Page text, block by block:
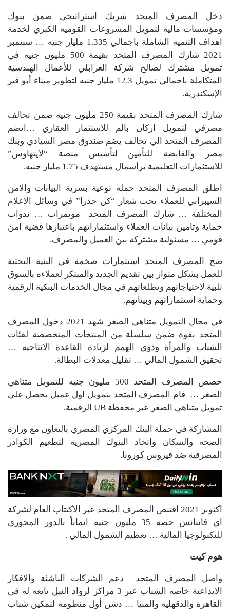
دخل المصرف المتحد شريك استراتيجي ضمن بنوك
ومؤسسات مالية لتمويل المشروعات القومية الكبري لخدمة
اهداف التنمية الشاملة باجمالي 1.335 مليار جنيه … سبتمبر
2021 شارك المصرف المتحد بقيمة 500 مليون جنيه في
تمويل مشترك لصالح شركة الغرابلي للأعمال الهندسية
المتكاملة باجمالي تمويل 12.3 مليار جنيه لتطوير ميناء أبو قير
الإسكندرية.
شارك المصرف المتحد بقيمة 250 مليون جنيه ضمن تحالف
مصرفي لتمويل اركان بالم للاستثمار العقاري …انضم
المصرف المتحد الي تحالف يضم صندوق مصر السیادي وبنك
مصر والقابضة للتأمين لتأسيس منصة “لايتهاوس”
للاستثمارات التعليمية برأسمال مستهدف 1.75 مليار جنيه.
اطلق المصرف المتحد حملة توعية بسرية البيانات والامن
السيبراني للعملاء تحت شعار “كن حذرا” في وسائل الاعلام
المختلفة … شارك المصرف المتحد موتمرات … ندوات
حماية وتامين بيانات العملاء واستثماراتهم باعتبارها قضية امن
قومي … مسئولية مشتركة بين العميل والمصرف.
ضخ المصرف المتحد استثمارات ضخمة في البنية التحتية
للعمل بشكل متواز بين تقديم الجديد والمبتكر لعملاءه بالسوق
تلبية لاحتياجاتهم وتطلعاتهم في مجال الخدمات البنكية الرقمية
وحماية استثماراتهم وبيناتهم.
في مجال التمويل متناهي الصغر شهد 2021 دخول المصرف
المتحد بقوة ضمن سلسلة من المنتجات المتخصصة لفئات
الشباب والمرأة وذوي الهمم لزيادة القاعدة الانتاجية …
تحقيق الشمول المالي … تقليل معدلات البطالة.
خصص المصرف المتحد 500 مليون جنيه للتمويل متناهي
الصغر … قام المصرف المتحد بتمويل اول عميل يحصل علي
تمويل متناهي الصغر عبر محفظة UB الرقمية.
المشاركة في حملة البنك المركزي المصري بالتعاون مع وزارة
الصحة والسكان واتحاد البنوك المصرية لتطعيم الكوادر
المصرفية ضد فيروس كورونا.
اكتوبر 2021 اقتنص المصرف المتحد عبر الاكتتاب العام لشركة
اي فاينانس حصة 35 مليون جنيه ايماناً بالدور المحوري
للتكنولوجيا المالية … تعظيم الشمول المالي .
هوم كيت
واصل المصرف المتحد دعم الشركات الناشئة والافكار
الابداعية خاصة الشباب عبر 3 مراكز لرواد النيل تابعة له فى
القاهرة والدقهلية والمنيا … دشن أول منظومة لتمكين شباب